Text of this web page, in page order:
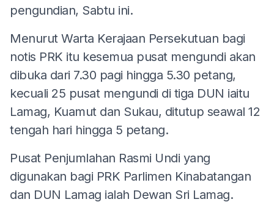
pengundian, Sabtu ini.
Menurut Warta Kerajaan Persekutuan bagi
notis PRK itu kesemua pusat mengundi akan
dibuka dari 7.30 pagi hingga 5.30 petang,
kecuali 25 pusat mengundi di tiga DUN iaitu
Lamag, Kuamut dan Sukau, ditutup seawal 12
tengah hari hingga 5 petang.
Pusat Penjumlahan Rasmi Undi yang
digunakan bagi PRK Parlimen Kinabatangan
dan DUN Lamag ialah Dewan Sri Lamag.